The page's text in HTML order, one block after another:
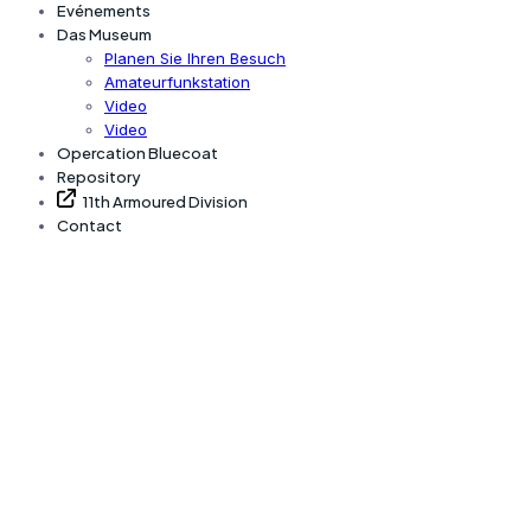
Evénements
Das Museum
Planen Sie Ihren Besuch
Amateurfunkstation
Video
Video
Opercation Bluecoat
Repository
11th Armoured Division
Contact